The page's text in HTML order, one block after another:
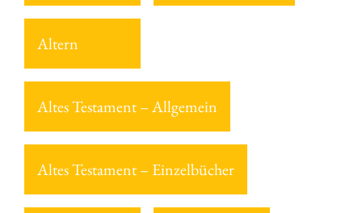
Altern
Altes Testament – Allgemein
Altes Testament – Einzelbücher